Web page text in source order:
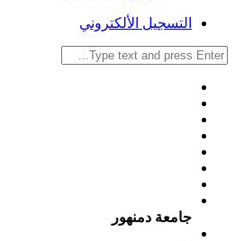
التسجيل الألكتروني
جامعة دمنهور